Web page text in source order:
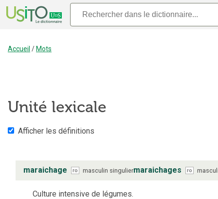
Accueil / Mots
Unité lexicale
Afficher les définitions
maraichage ro masculin singuliermaraichages ro
Culture intensive de légumes.